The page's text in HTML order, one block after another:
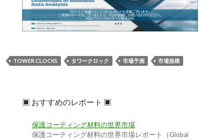
TOWER CLOCKS タワークロック 市場予測 市場規模
▣ おすすめのレポート ▣
保護コーティング材料の世界市場
保護コーティング材料の世界市場レポート（Global